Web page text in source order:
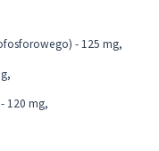
- 125 mg,
120 mg,